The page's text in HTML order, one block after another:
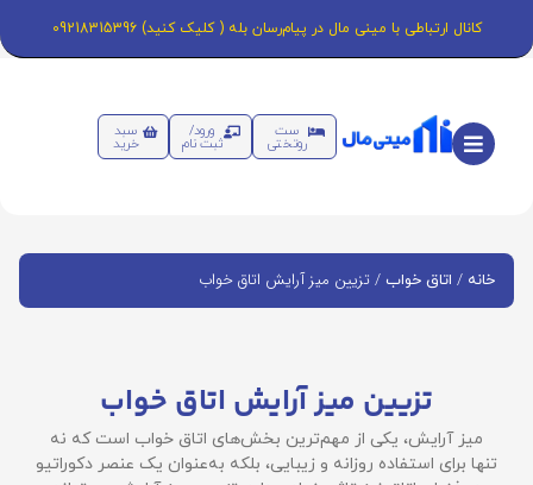
کانال ارتباطی با مینی مال در پیام‌رسان بله ( کلیک کنید) 09218315396
ست
روتختی
ورود/
ثبت نام
سبد
خرید
خانه / اتاق خواب / تزیین میز آرایش اتاق خواب
تزیین میز آرایش اتاق خواب
میز آرایش، یکی از مهم‌ترین بخش‌های اتاق خواب است که نه
تنها برای استفاده روزانه و زیبایی، بلکه به‌عنوان یک عنصر دکوراتیو